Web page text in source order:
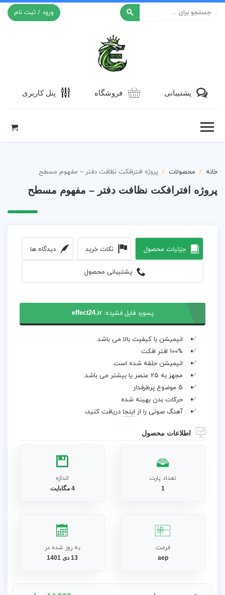
ورود / ثبت نام
پشتیبانی فروشگاه پنل کاربری
خانه محصولات پروژه افترافکت نظافت دفتر – مفهوم مسطح
پروژه افترافکت نظافت دفتر – مفهوم مسطح
جزئیات محصول نکات خرید دیدگاه ها
پشتیبانی محصول
پسورد فایل فشرده:effect24.ir
انیمیشن با کیفیت بالا می باشد.
100% افتر افکت
انیمیشن حلقه شده است.
مجهز به 25 عنصر یا بیشتر می باشد.
5 موضوع پرطرفدار
حرکات بدن بهینه شده
آهنگ صوتی را از اینجا دریافت کنید،
اطلاعات محصول
تعداد پارت
1
اندازه
4 مگابایت
فرمت
aep
به روز شده در
13 دی 1401